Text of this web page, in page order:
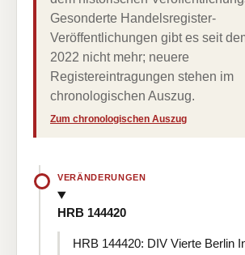
Gesonderte Handelsregister-
Veröffentlichungen gibt es seit
2022 nicht mehr; neuere
Registereintragungen stehen im
chronologischen Auszug.
Zum chronologischen Auszug
VERÄNDERUNGEN
HRB 144420
HRB 144420: DIV Vierte Berlin